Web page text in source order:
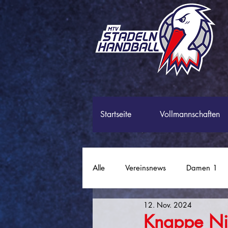
Startseite Vollmannschaften
Alle Vereinsnews Damen 1
Männer 2 Männer 3
Knappe
12. Nov. 2024